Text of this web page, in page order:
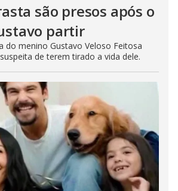
são presos após o
partir
do menino Gustavo Veloso Feitosa
de terem tirado a vida dele.